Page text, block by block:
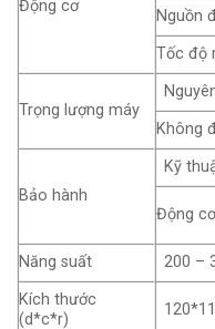
Động cơ
Nguồn
Tốc độ
Trọng lượng máy
Không
Bảo hành
Kỹ
Động cơ
Năng suất
200 –
Kích thước
(d*c*r)